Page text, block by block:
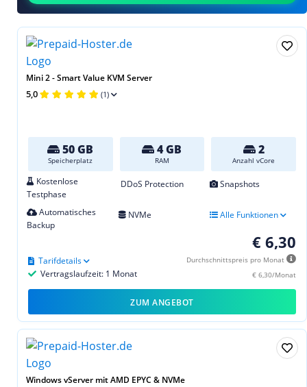
Mini 2 - Smart Value KVM Server
5,0 (1)
50 GB
Speicherplatz
4 GB
RAM
2
Anzahl vCore
Kostenlose
Testphase
DDoS Protection Snapshots
Automatisches
Backup
NVMe Alle Funktionen
€ 6,30
Durchschnittspreis pro Monat
€ 6,30/Monat
Vertragslaufzeit: 1 Monat
Tarifdetails
ZUM ANGEBOT
Windows vServer mit AMD EPYC & NVMe